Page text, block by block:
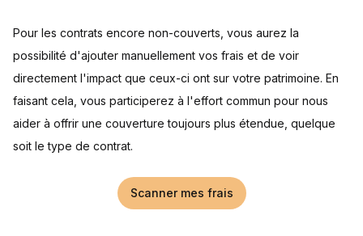
Pour les contrats encore non-couverts, vous aurez la
possibilité d'ajouter manuellement vos frais et de voir
directement l'impact que ceux-ci ont sur votre patrimoine. En
faisant cela, vous participerez à l'effort commun pour nous
aider à offrir une couverture toujours plus étendue, quelque
soit le type de contrat.
Scanner mes frais